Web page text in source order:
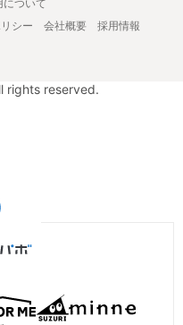
ついて
シー 会社概要
採用情報
rights reserved.